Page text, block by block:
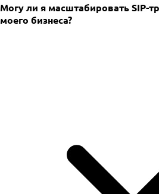
Могу ли я масштабировать SIP-
моего бизнеса?